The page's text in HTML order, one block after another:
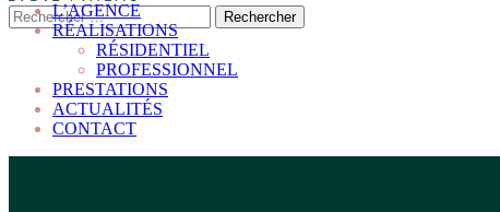
L’AGENCE
RÉALISATIONS
RÉSIDENTIEL
PROFESSIONNEL
PRESTATIONS
ACTUALITÉS
CONTACT